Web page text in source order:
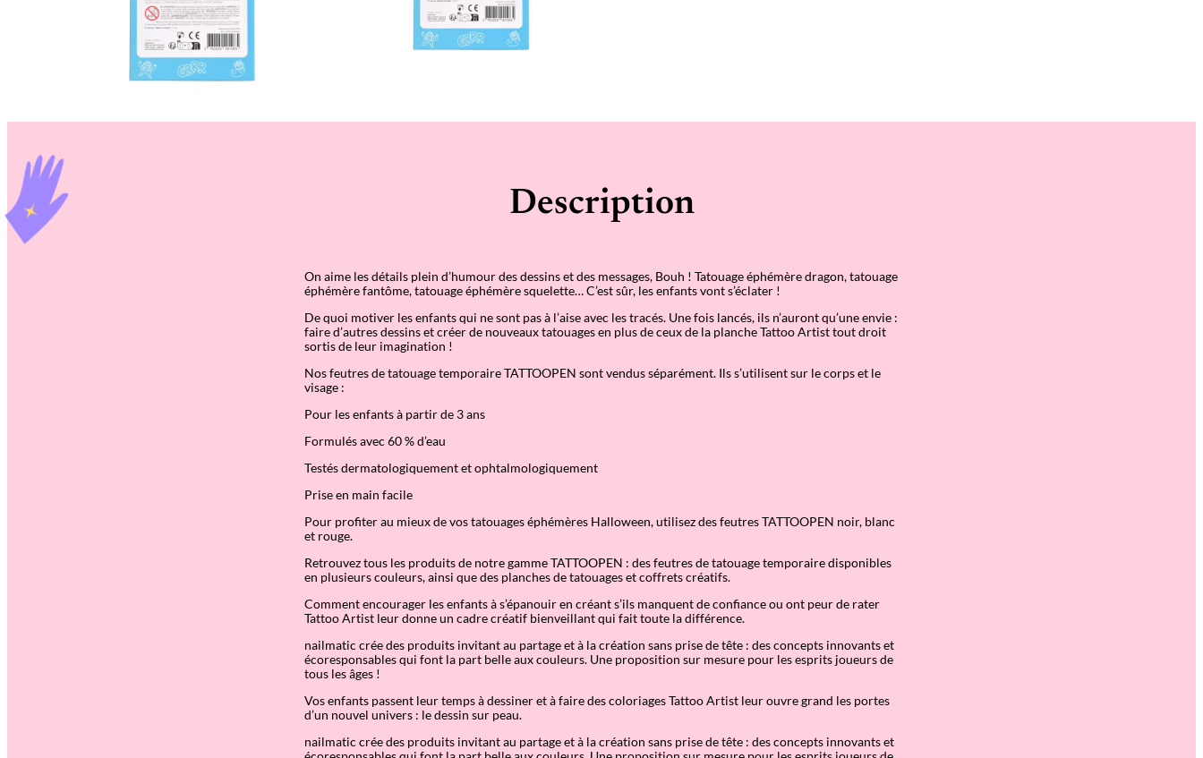
Description
On aime les détails plein d’humour des dessins et des messages, Bouh ! Tatouage éphémère dragon, tatouage
éphémère fantôme, tatouage éphémère squelette… C’est sûr, les enfants vont s’éclater !
De quoi motiver les enfants qui ne sont pas à l’aise avec les tracés. Une fois lancés, ils n’auront qu’une envie :
faire d’autres dessins et créer de nouveaux tatouages en plus de ceux de la planche Tattoo Artist tout droit
sortis de leur imagination !
Nos feutres de tatouage temporaire TATTOOPEN sont vendus séparément. Ils s’utilisent sur le corps et le
visage :
Pour les enfants à partir de 3 ans
Formulés avec 60 % d’eau
Testés dermatologiquement et ophtalmologiquement
Prise en main facile
Pour profiter au mieux de vos tatouages éphémères Halloween, utilisez des feutres TATTOOPEN noir, blanc
et rouge.
Retrouvez tous les produits de notre gamme TATTOOPEN : des feutres de tatouage temporaire disponibles
en plusieurs couleurs, ainsi que des planches de tatouages et coffrets créatifs.
Comment encourager les enfants à s’épanouir en créant s’ils manquent de confiance ou ont peur de rater
Tattoo Artist leur donne un cadre créatif bienveillant qui fait toute la différence.
nailmatic crée des produits invitant au partage et à la création sans prise de tête : des concepts innovants et
écoresponsables qui font la part belle aux couleurs. Une proposition sur mesure pour les esprits joueurs de
tous les âges !
Vos enfants passent leur temps à dessiner et à faire des coloriages Tattoo Artist leur ouvre grand les portes
d’un nouvel univers : le dessin sur peau.
nailmatic crée des produits invitant au partage et à la création sans prise de tête : des concepts innovants et